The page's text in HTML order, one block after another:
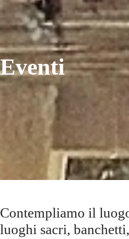
Eventi
Contempliamo il
luoghi sacri,